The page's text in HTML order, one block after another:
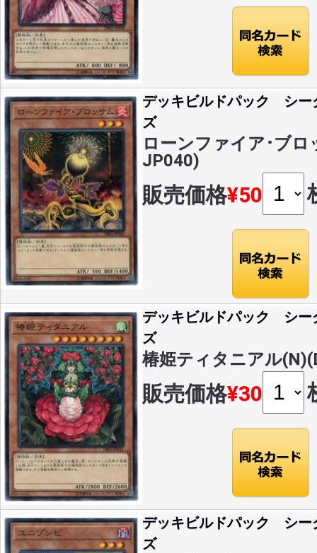
デッキビルドパック シー
ズ
ローンファイア･ブロ
JP040)
販売価格¥50
デッキビルドパック シー
ズ
椿姫ティタニアル
販売価格¥30
デッキビルドパック シー
ズ